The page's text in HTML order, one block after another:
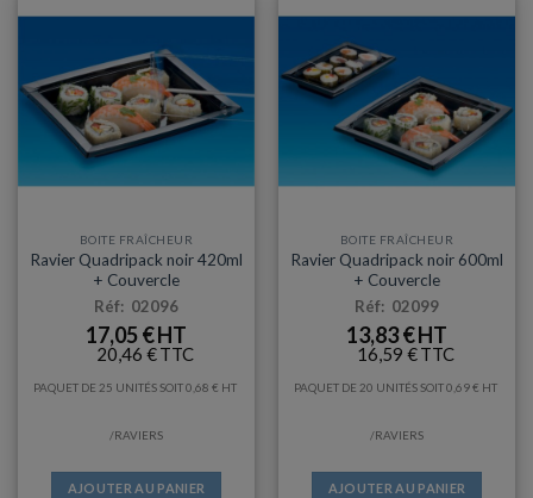
BOITE FRAÎCHEUR
Ravier Quadripack noir 420ml
+ Couvercle
Réf: 02096
17,05€
20,46 €
PAQUET DE 25 UNITÉS SOIT0,68 €
/RAVIERS
AJOUTER AU PANIER
BOITE FRAÎCHEUR
Ravier Quadripack noir 600ml
+ Couvercle
Réf: 02099
13,83€
16,59 €
PAQUET DE 20 UNITÉS SOIT0,69€
/RAVIERS
AJOUTER AU PANIER